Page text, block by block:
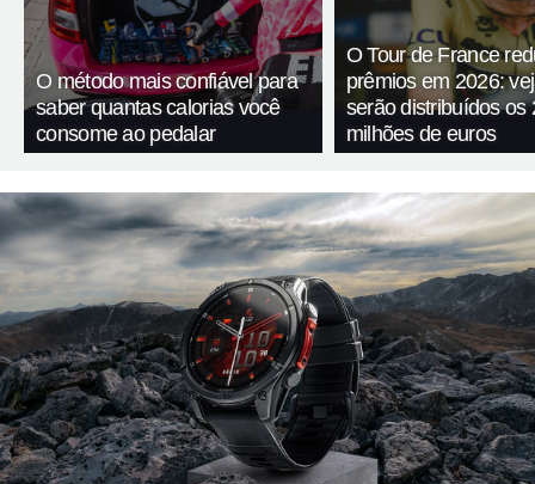
O método mais confiável para
saber quantas calorias você
consome ao pedalar
O Tour de France
prêmios em 2026:
serão distribuídos os
milhões de euros